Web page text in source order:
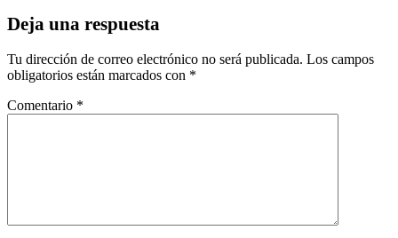
Deja una respuesta
Tu dirección de correo electrónico no será publicada. Los campos
obligatorios están marcados con *
Comentario *